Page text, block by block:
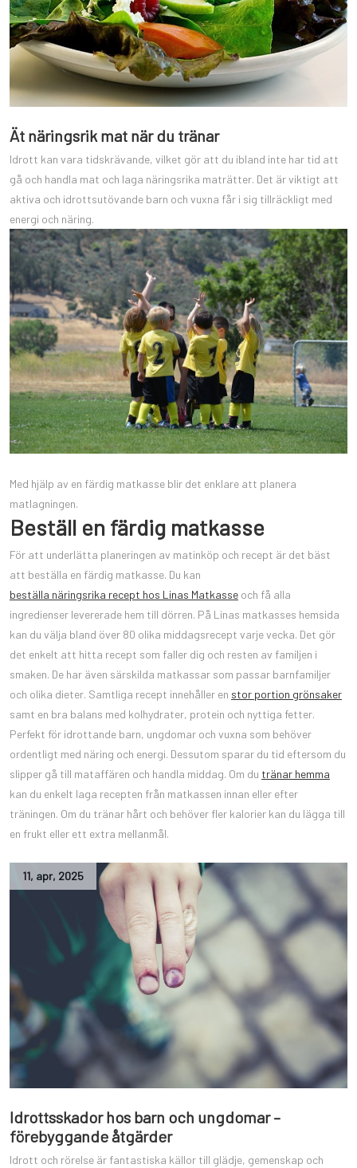
Ät näringsrik mat när du tränar
Idrott kan vara tidskrävande, vilket gör att du ibland inte har tid att
gå och handla mat och laga näringsrika maträtter. Det är viktigt att
aktiva och idrottsutövande barn och vuxna får i sig tillräckligt med
energi och näring.
Med hjälp av en färdig matkasse blir det enklare att planera
matlagningen.
Beställ en färdig matkasse
För att underlätta planeringen av matinköp och recept är det bäst
att beställa en färdig matkasse. Du kan
beställa näringsrika recept hos Linas Matkasse och få alla
ingredienser levererade hem till dörren. På Linas matkasses hemsida
kan du välja bland över 80 olika middagsrecept varje vecka. Det gör
det enkelt att hitta recept som faller dig och resten av familjen i
smaken. De har även särskilda matkassar som passar barnfamiljer
och olika dieter. Samtliga recept innehåller en stor portion grönsaker
samt en bra balans med kolhydrater, protein och nyttiga fetter.
Perfekt för idrottande barn, ungdomar och vuxna som behöver
ordentligt med näring och energi. Dessutom sparar du tid eftersom du
slipper gå till mataffären och handla middag. Om du tränar hemma
kan du enkelt laga recepten från matkassen innan eller efter
träningen. Om du tränar hårt och behöver fler kalorier kan du lägga till
en frukt eller ett extra mellanmål.
11, apr, 2025
Idrottsskador hos barn och ungdomar –
förebyggande åtgärder
Idrott och rörelse är fantastiska källor till glädje, gemenskap och